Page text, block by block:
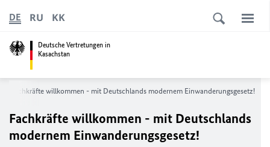
Deutsche Vertretungen in
Kasachstan
DE RU KK
Fachkräfte willkommen - mit Deutschlands modernem Einwanderungsgesetz!
Fachkräfte willkommen - mit Deutschlands
modernem Einwanderungsgesetz!